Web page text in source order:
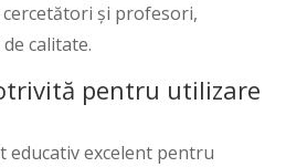
și profesori,
calitate.
pentru utilizare
educativ excelent pentru